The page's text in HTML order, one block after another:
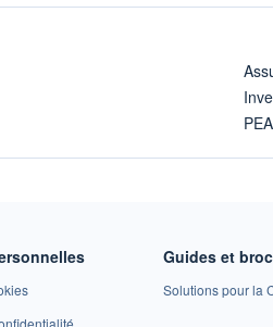
PEA
Guides et
Solutions pour la